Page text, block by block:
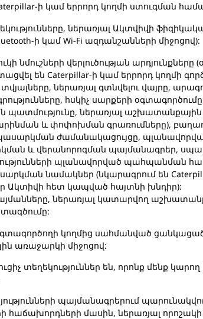
ի կամ երրորդ կողմի ստուգման
ներառյալ Ակտվիվի
ի կամ Wi-Fi ազդանշանների միջոցով):
նմուշների վերլուծության արդյունքները
են Caterpillar-ի կամ երրորդ կողմի
ներառյալ գտնվելու վայրը,
հսկիչ սարքերի
պատմությունը, ներառյալ
և փոփոխման գրառումները),
ժամանակացույցը,
և վերանորոգման պայմանագրեր,
պլանավորված պահպանման
նամակներ (նկարագրում են
Ակտիվի հետ կապված հայտնի խնդիր):
ներառյալ կատարվող
կողմից սահմանված
առաջարկի միջոցով:
տեղեկություններ են, որոնք մենք
պայմանագրերում
հաճախորդների մասին, ներառյալ